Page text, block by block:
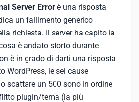
Server Error è una risposta
un fallimento generico
richiesta. Il server ha capito la
è andato storto durante
è in grado di darti una risposta
WordPress, le sei cause
scattare un 500 sono in ordine
plugin/tema (la più